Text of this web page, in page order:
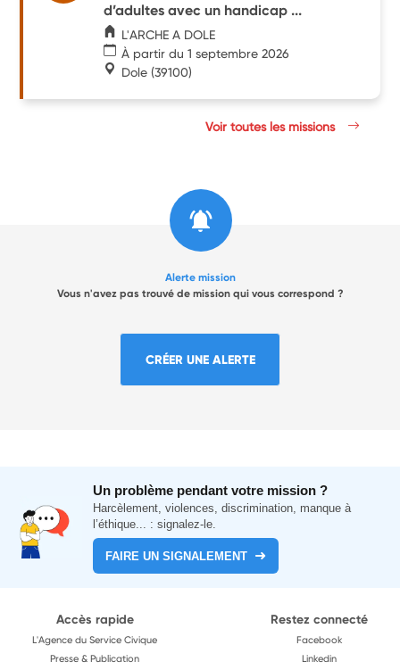
d’adultes avec un handicap ...
L'ARCHE A DOLE
À partir du 1 septembre 2026
Dole (39100)
Voir toutes les missions
Alerte mission
Vous n'avez pas trouvé de mission qui vous correspond ?
CRÉER UNE ALERTE
Un problème pendant votre mission ?
Harcèlement, violences, discrimination, manque à
l’éthique... : signalez-le.
FAIRE UN SIGNALEMENT
Accès rapide
L'Agence du Service Civique
Presse & Publication
Restez connecté
Facebook
Linkedin